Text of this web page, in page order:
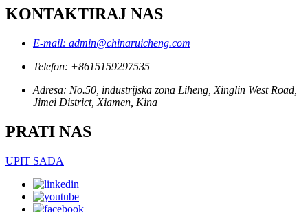
KONTAKTIRAJ NAS
E-mail: admin@chinaruicheng.com
Telefon: +8615159297535
Adresa: No.50, industrijska zona Liheng, Xinglin West Road,
Jimei District, Xiamen, Kina
PRATI NAS
UPIT SADA